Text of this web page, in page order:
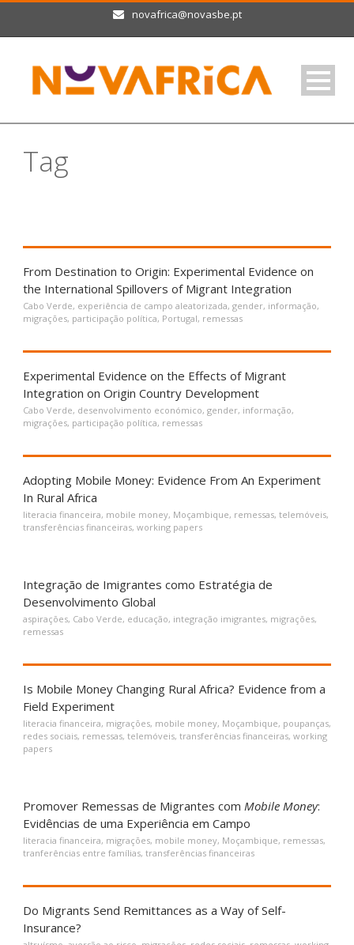
novafrica@novasbe.pt
Tag
From Destination to Origin: Experimental Evidence on
the International Spillovers of Migrant Integration
Cabo Verde, experiência de campo aleatorizada, gender, informação,
migrações, participação política, Portugal, remessas
Experimental Evidence on the Effects of Migrant
Integration on Origin Country Development
Cabo Verde, desenvolvimento económico, gender, informação,
migrações, participação política, remessas
Adopting Mobile Money: Evidence From An Experiment
In Rural Africa
literacia financeira, mobile money, Moçambique, remessas, telemóveis,
transferências financeiras, working papers
Integração de Imigrantes como Estratégia de
Desenvolvimento Global
aspirações, Cabo Verde, educação, integração imigrantes, migrações,
remessas
Is Mobile Money Changing Rural Africa? Evidence from a
Field Experiment
literacia financeira, migrações, mobile money, Moçambique, poupanças,
redes sociais, remessas, telemóveis, transferências financeiras, working
papers
Promover Remessas de Migrantes com Mobile Money:
Evidências de uma Experiência em Campo
literacia financeira, migrações, mobile money, Moçambique, remessas,
tranferências entre famílias, transferências financeiras
Do Migrants Send Remittances as a Way of Self-
Insurance?